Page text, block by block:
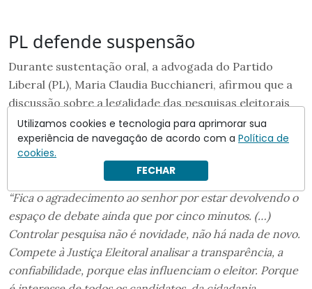
PL defende suspensão
Durante sustentação oral, a advogada do Partido
Liberal (PL), Maria Claudia Bucchianeri, afirmou que a
discussão sobre a legalidade das pesquisas eleitorais
não tem“coloração partidária”.
Segundo a defesa do PL, o TSE falhou ao permitir que o
levantamento circulasse“por vinte dias”.
“Fica o agradecimento ao senhor por estar devolvendo o
espaço de debate ainda que por cinco minutos. (…)
Controlar pesquisa não é novidade, não há nada de novo.
Compete à Justiça Eleitoral analisar a transparência, a
confiabilidade, porque elas influenciam o eleitor. Porque
Utilizamos cookies e tecnologia para aprimorar sua
experiência de navegação de acordo com a Política de
cookies.
FECHAR